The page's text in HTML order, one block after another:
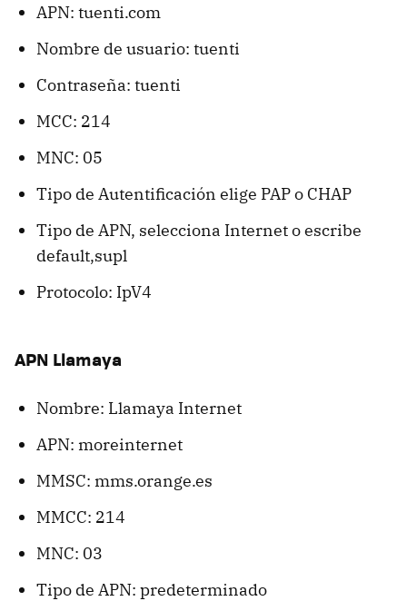
APN: tuenti.com
Nombre de usuario: tuenti
Contraseña: tuenti
MCC: 214
MNC: 05
Tipo de Autentiﬁcación elige PAP o CHAP
Tipo de APN, selecciona Internet o escribe
default,supl
Protocolo: IpV4
APN Llamaya
Nombre: Llamaya Internet
APN: moreinternet
MMSC: mms.orange.es
MMCC: 214
MNC: 03
Tipo de APN: predeterminado